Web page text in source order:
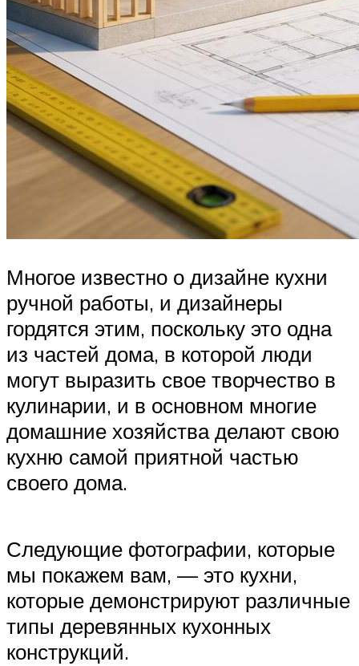
Многое известно о дизайне кухни
ручной работы, и дизайнеры
гордятся этим, поскольку это одна
из частей дома, в которой люди
могут выразить свое творчество в
кулинарии, и в основном многие
домашние хозяйства делают свою
кухню самой приятной частью
своего дома.
Следующие фотографии, которые
мы покажем вам, — это кухни,
которые демонстрируют различные
типы деревянных кухонных
конструкций.